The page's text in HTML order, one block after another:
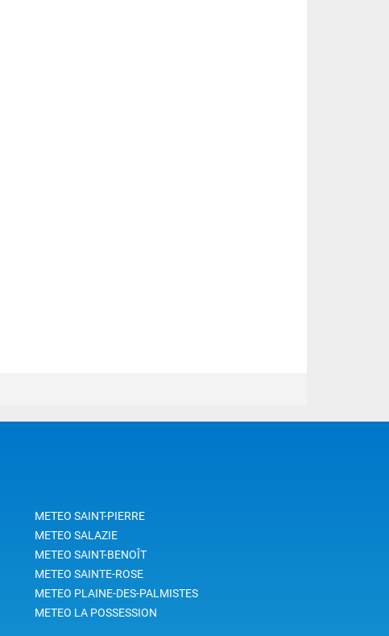
METEO SAINT-PIERRE
METEO SALAZIE
METEO SAINT-BENOÎT
METEO SAINTE-ROSE
METEO PLAINE-DES-PALMISTES
METEO LA POSSESSION